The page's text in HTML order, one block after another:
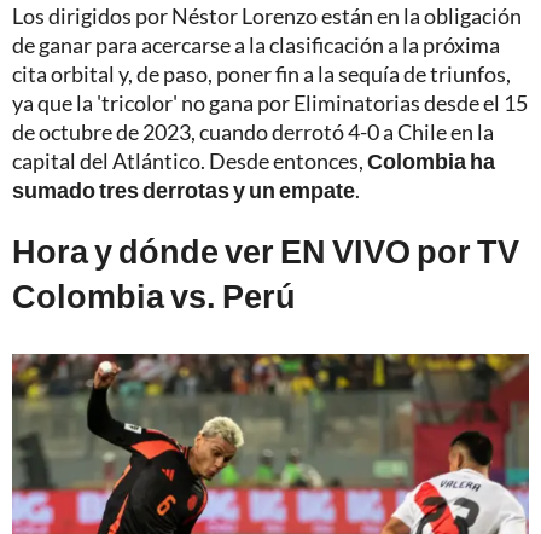
Los dirigidos por Néstor Lorenzo están en la obligación
de ganar para acercarse a la clasificación a la próxima
cita orbital y, de paso, poner fin a la sequía de triunfos,
ya que la 'tricolor' no gana por Eliminatorias desde el 15
de octubre de 2023, cuando derrotó 4-0 a Chile en la
capital del Atlántico. Desde entonces,Colombia ha
sumado tres derrotas y un empate.
Hora y dónde ver EN VIVO por TV
Colombia vs. Perú